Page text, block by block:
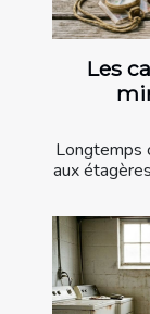
Les
Longtemps
aux